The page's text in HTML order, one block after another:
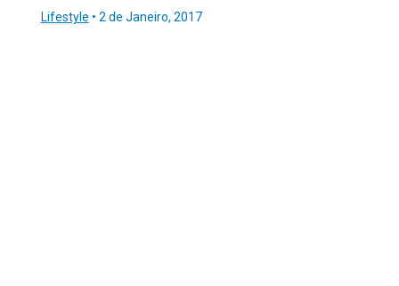
Lifestyle • 2 de Janeiro, 2017